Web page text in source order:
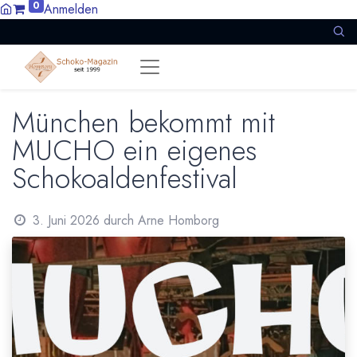
0 Anmelden
München bekommt mit
MUCHO ein eigenes
Schokoaldenfestival
3. Juni 2026 durch Arne Homborg